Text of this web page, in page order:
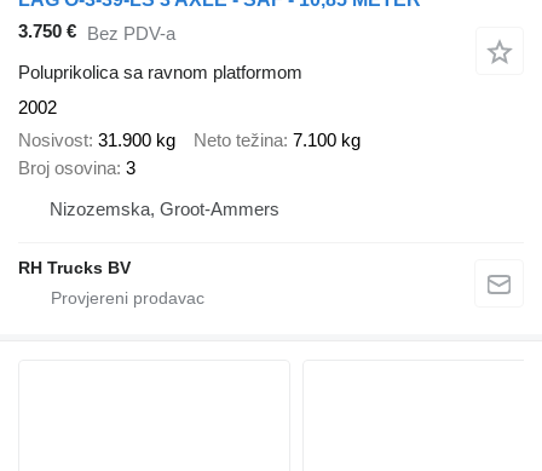
3.750 € Bez PDV-a
Poluprikolica sa ravnom platformom
2002
Nosivost 31.900 kg Neto težina 7.100 kg
Broj osovina 3
Nizozemska, Groot-Ammers
RH Trucks BV